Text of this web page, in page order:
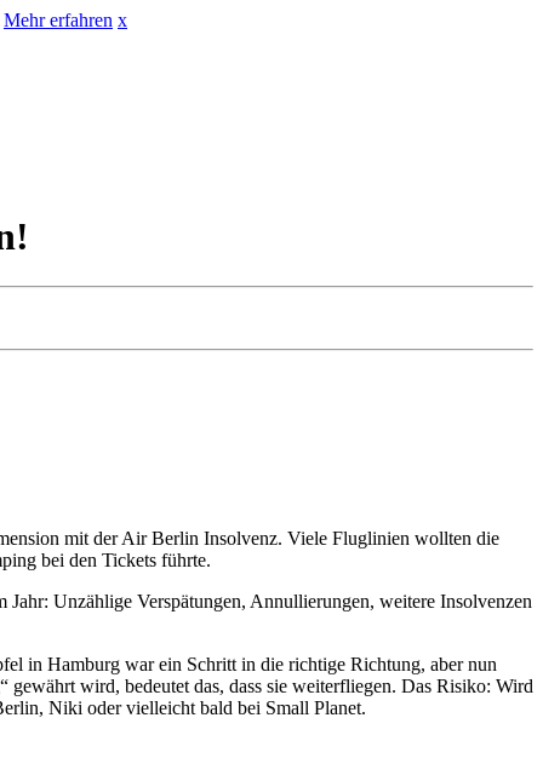
Mehr erfahren x
mit der Air Berlin Insolvenz. Viele Fluglinien wollten die
bei den Tickets führte.
Unzählige Verspätungen, Annullierungen, weitere Insolvenzen
in Hamburg war ein Schritt in die richtige Richtung, aber nun
wird, bedeutet das, dass sie weiterfliegen. Das Risiko: Wird
Niki oder vielleicht bald bei Small Planet.